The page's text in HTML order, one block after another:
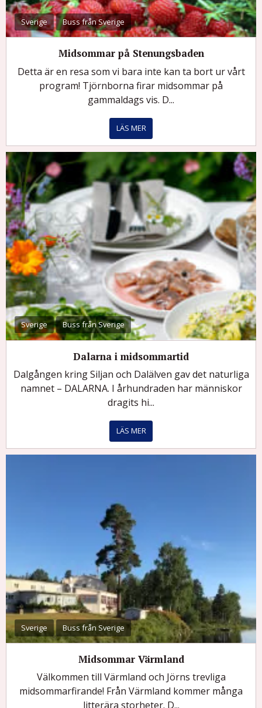
Sverige Buss från Sverige
Midsommar på Stenungsbaden
Detta är en resa som vi bara inte kan ta bort ur vårt
program! Tjörnborna firar midsommar på
gammaldags vis. D...
LÄS MER
Sverige Buss från Sverige
Dalarna i midsommartid
Dalgången kring Siljan och Dalälven gav det naturliga
namnet – DALARNA. I århundraden har människor
dragits hi...
LÄS MER
Sverige Buss från Sverige
Midsommar Värmland
Välkommen till Värmland och Jörns trevliga
midsommarfirande! Från Värmland kommer många
litterära storheter. D...